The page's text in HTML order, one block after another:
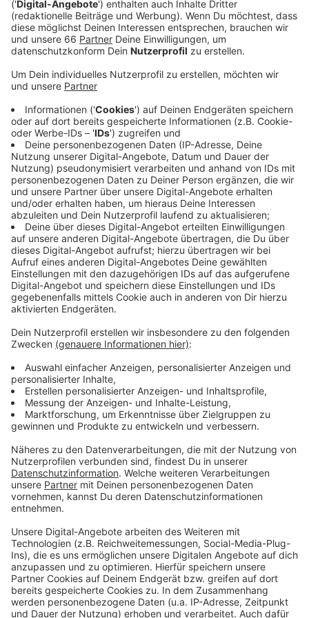
und Pflegeheimen.
Veröffentlicht:Dienstag, 19.01.2021 13:17
Kurz nach Weihnachten hatte die Stadt im Haus Lörick
mit dem mobilen Impfen begonnen. Hier haben viele
Bewohner jetzt schon die zweite Dosis erhalten. Die
Caritas betreibt acht Altenheime in unserer Stadt, hier
sind inzwischen alle, die wollten geimpft worden. Bei
den Bewohnern liegt die Impfquote über 90 Prozent,
bei den Mitarbeitenden bei rund drei Viertel. Auch das
Deutsche Rote Kreuz berichtet von einem "guten
Impfaufkommen". In den fünf Seniorenzentren wurden
bereits 800 Menschen geimpft. Bis Anfang Februar
sollen die Bewohner und Mitarbeiter auch hier ihre
zweite Impfdosis erhalten.
Weitere Infos und Links zum Thema:
Corona & Impfzahlen der Stadt vom 19. Januar
2021!
Corona-Info-Seite des DRK Düsseldorf!
Pressemitteilung des Caritas Verbandes zu den
Corona-Schutzimpfungen in Düsseldorfer
Altenheimen!
Anzeige